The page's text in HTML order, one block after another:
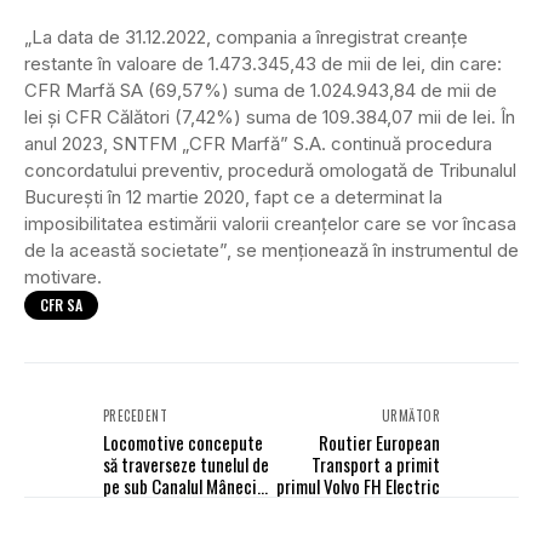
„La data de 31.12.2022, compania a înregistrat creanţe
restante în valoare de 1.473.345,43 de mii de lei, din care:
CFR Marfă SA (69,57%) suma de 1.024.943,84 de mii de
lei şi CFR Călători (7,42%) suma de 109.384,07 mii de lei. În
anul 2023, SNTFM „CFR Marfă” S.A. continuă procedura
concordatului preventiv, procedură omologată de Tribunalul
Bucureşti în 12 martie 2020, fapt ce a determinat la
imposibilitatea estimării valorii creanţelor care se vor încasa
de la această societate”, se menţionează în instrumentul de
motivare.
CFR SA
PRECEDENT
Locomotive concepute
să traverseze tunelul de
pe sub Canalul Mânecii,
URMĂTOR
Routier European
Transport a primit
primul Volvo FH Electric